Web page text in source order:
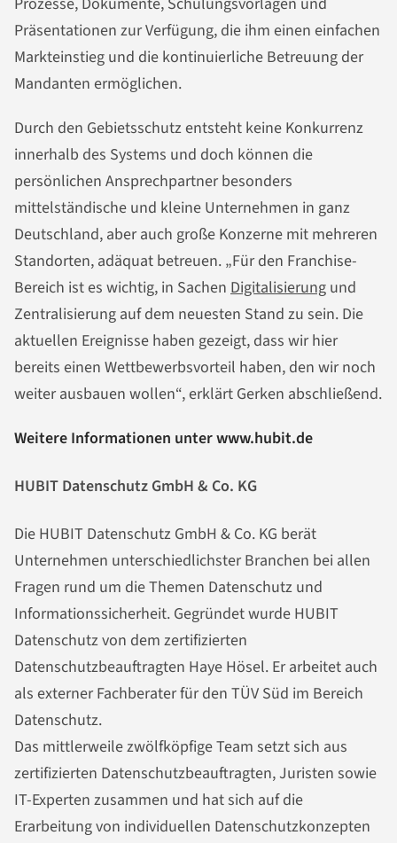
Präsentationen zur Verfügung, die ihm einen einfachen
Markteinstieg und die kontinuierliche Betreuung der
Mandanten ermöglichen.
Durch den Gebietsschutz entsteht keine Konkurrenz
innerhalb des Systems und doch können die
persönlichen Ansprechpartner besonders
mittelständische und kleine Unternehmen in ganz
Deutschland, aber auch große Konzerne mit mehreren
Standorten, adäquat betreuen. „Für den Franchise-
Bereich ist es wichtig, in Sachen Digitalisierung und
Zentralisierung auf dem neuesten Stand zu sein. Die
aktuellen Ereignisse haben gezeigt, dass wir hier
bereits einen Wettbewerbsvorteil haben, den wir noch
weiter ausbauen wollen“, erklärt Gerken abschließend.
Weitere Informationen unter www.hubit.de
HUBIT Datenschutz GmbH & Co. KG
Die HUBIT Datenschutz GmbH & Co. KG berät
Unternehmen unterschiedlichster Branchen bei allen
Fragen rund um die Themen Datenschutz und
Informationssicherheit. Gegründet wurde HUBIT
Datenschutz von dem zertifizierten
Datenschutzbeauftragten Haye Hösel. Er arbeitet auch
als externer Fachberater für den TÜV Süd im Bereich
Datenschutz.
Das mittlerweile zwölfköpfige Team setzt sich aus
zertifizierten Datenschutzbeauftragten, Juristen sowie
IT-Experten zusammen und hat sich auf die
Erarbeitung von individuellen Datenschutzkonzepten